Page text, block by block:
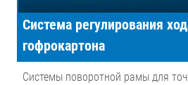
Компания
Система регулирования
гофрокартона
Системы поворотной рамы для